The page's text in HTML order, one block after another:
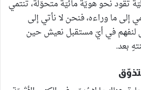
تقود نحو هويّة مائيّة متحوّلة، تنتمي
إلى ما وراءه، فنحن لا نأتي إلى
لنفهم في أيّ مستقبل نعيش حين
بعد.